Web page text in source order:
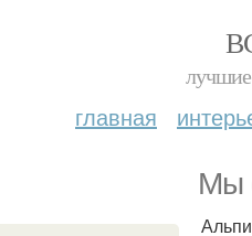
лучшие
главная
Мы